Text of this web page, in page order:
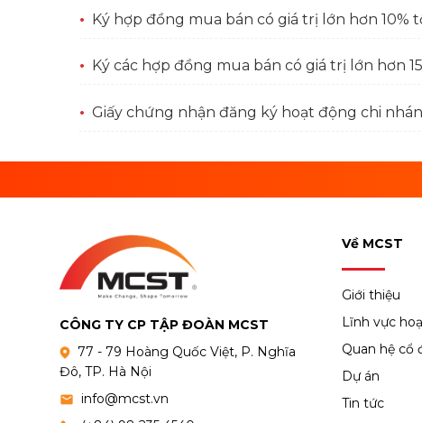
Ký hợp đồng mua bán có giá trị lớn hơn
Ký các hợp đồng mua bán có giá trị lớn hơn
Giấy chứng nhận đăng ký hoạt động chi
CÔNG TY CP TẬP ĐOÀN MCST
77 - 79 Hoàng Quốc Việt, P. Nghĩa
Đô, TP. Hà Nội
info@mcst.vn
Về MCST
Giới thiệu
Lĩnh vực
Quan hệ cổ
Dự án
Tin tức